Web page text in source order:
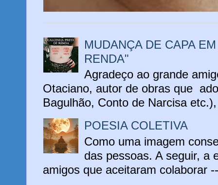
MUDANÇA DE CAPA
RENDA"
Agradeço ao grande
Otaciano, autor de obras que
Bagulhão, Conto de Narcisa
POESIA COLETIVA
Como uma imagem
das pessoas. A seguir, a
amigos que aceitaram colaborar